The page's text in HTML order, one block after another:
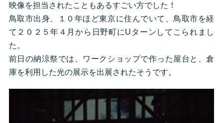
映像を担当されたこともあるすごい方でした！
鳥取市出身、１０年ほど東京に住んでいて、鳥取市を経
て２０２５年４月から日野町にUターンしてこられまし
た。
前日の納涼祭では、ワークショップで作った屋台と、倉
庫を利用した光の展示を出展されたそうです。